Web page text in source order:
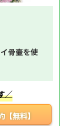
骨壷を使
／
【無料】